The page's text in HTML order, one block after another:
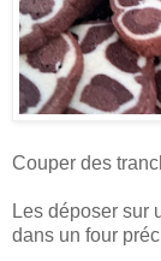
Couper des
Les déposer sur
dans un four